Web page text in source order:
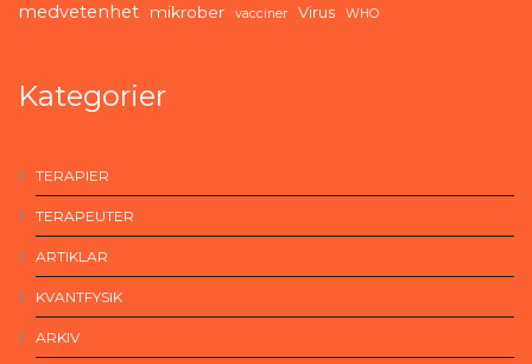
medvetenhet mikrober vacciner Virus WHO
Kategorier
TERAPIER
TERAPEUTER
ARTIKLAR
KVANTFYSIK
ARKIV